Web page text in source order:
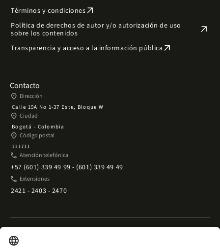
Términos y condicionesarrow_outward
Política de derechos de autor y/o autorización de uso
sobre los contenidos
arrow_outward
Transparencia y acceso a la información pública arrow_outward
Contacto
place Dirección
Calle 19A No 1-37 Este, Bloque W
place Ciudad
Bogotá - Colombia
place Código postal
111711
phone Atención telefónica
+57 (601) 339 49 99 - (601) 339 49 49
phone Extensiones
2421 - 2403 - 2470
Enlaces rápidos